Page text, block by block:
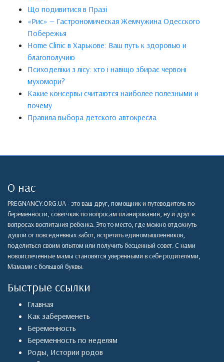
Що подивитися в Празі
«Рис» — Гастрономическая Жемчужина Одесского
Побережья
Home Clinic в Харькове: Ваш путь к здоровью и
благополучию
Психоделіки з лісу: хто і навіщо збирає червоні
мухомори?
Какие консервы считаются наиболее полезными и
почему
Правила выбора детского автокресла
О нас
PREGNANCY.ORG.UA - это ваш друг, помощник и путеводитель по
беременности, советчкик по вопросам планирования, ну и друг в
вопросах воспитания ребенка. Это то место, где можно отдохнуть
душой от повседневных забот, встретить единомышленников,
поделиться своим опытом или получить бесценный совет. С нами
новоиспеченные мамы становятся уверенными в себе родителями,
Мамами с большой буквы.
Быстрые ссылки
Главная
Как забеременеть
Беременность
Беременность по неделям
Роды Истории родов